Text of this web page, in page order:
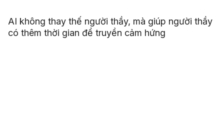
AI không thay thế người thầy, mà giúp người thầy
có thêm thời gian để truyền cảm hứng